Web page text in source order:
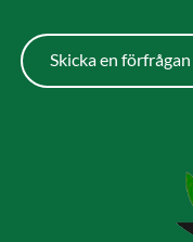
Skicka en förfrågan